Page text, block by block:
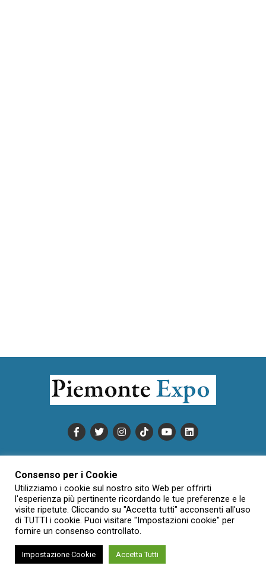
INFORMATIVA SULLA PRIVACY
CONDIZIONI DI UTILIZZO
DATI SOCIETARI
NOVAJO
CREDITS
CONTATTTI
Creative Commons Attribuzione - Non commerciale - Non opere
derivate 3.0 Italia (CC BY-NC-ND 3.0 IT)
Consenso per i Cookie
Utilizziamo i cookie sul nostro sito Web per offrirti
l'esperienza più pertinente ricordando le tue preferenze e le
visite ripetute. Cliccando su "Accetta tutti" acconsenti all'uso
di TUTTI i cookie. Puoi visitare "Impostazioni cookie" per
fornire un consenso controllato.
Impostazione Cookie Accetta Tutti